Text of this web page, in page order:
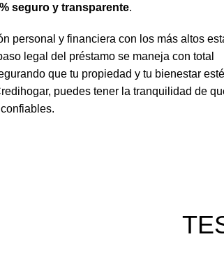
seguro y transparente.
personal y financiera con los más altos
legal del préstamo se maneja con total
que tu propiedad y tu bienestar
puedes tener la tranquilidad de